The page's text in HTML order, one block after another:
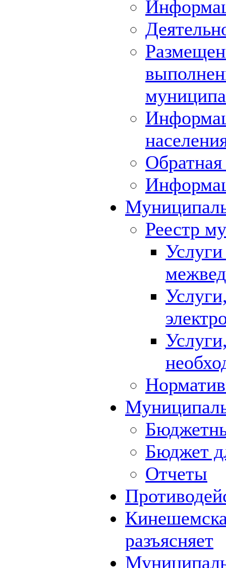
Обратная
Реестр
Бюджет
Отчеты
разъясняет